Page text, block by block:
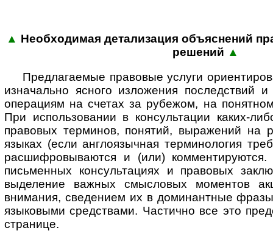
▲ Необходимая детализация объяс­нений
реше­ний ▲
Предлагаемые правовые услуги
изначально ясного изложения последствий
операциям на счетах за рубежом, на
При использовании в консультации каких-
правовых терминов, понятий, выражений на
языках (если англоязычная терминология
расшифровываются и (или)
письменных консультациях и правовых
выделение важных смысловых моментов
внимания, сведением их в доминантные
языковыми средствами. Частично все это
странице.